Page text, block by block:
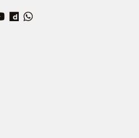
YouTube
Dailymotion